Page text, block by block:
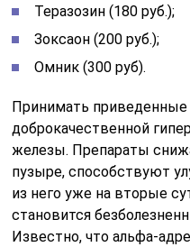
Теразозин (180 руб.);
Зоксаон (200 руб.);
Омник (300 руб).
Принимать
доброкачественной
железы. Препараты
пузыре, способствуют
из него уже на вторые
становится
Известно, что альфа-